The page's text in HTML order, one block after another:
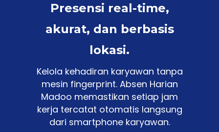
Presensi real-time,
akurat, dan berbasis
lokasi.
Kelola kehadiran karyawan tanpa
mesin fingerprint. Absen Harian
Madoo memastikan setiap jam
kerja tercatat otomatis langsung
dari smartphone karyawan.